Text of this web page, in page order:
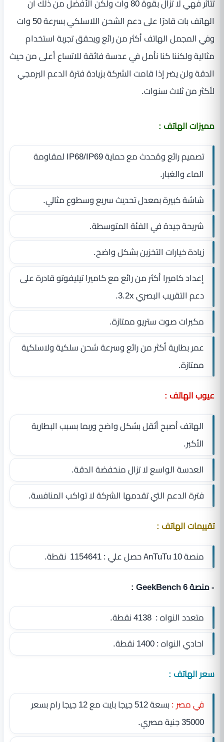
تتأثر فهي لا تزال بقوة 80 وات ولكن الأفضل من ذلك أن
الهاتف بات قادرًا على دعم الشحن اللاسلكي بسرعة 50 وات
وفي المجمل الهاتف أكثر من رائع ويحقق تجربة استخدام
مثالية ولكننا كنا نأمل في عدسة فائقة للاتساع أعلى من حيث
الدقة ولن يضر إذا قامت الشركة بزيادة فترة الدعم البرمجي
لأكثر من ثلاث سنوات.
مميزات الهاتف :
تصميم رائع ومُحدث مع حماية IP68/IP69 لمقاومة
الماء والغبار.
شاشة كبيرة بمعدل تحديث سريع وسطوع مثالي.
شريحة جيدة في الفئة المتوسطة.
زيادة خيارات التخزين بشكل واضح.
إعداد كاميرا أكثر من رائع مع كاميرا تيليفوتو قادرة على
دعم التقريب البصري 3.2x.
مكبرات صوت ستريو ممتازة.
عمر بطارية أكثر من رائع وسرعة شحن سلكية ولاسلكية
ممتازة.
عيوب الهاتف :
الهاتف أصبح أثقل بشكل واضح وربما بسبب البطارية
الأكبر.
العدسة الواسع لا تزال منخفضة الدقة.
فترة الدعم التي تقدمها الشركة لا تواكب المنافسة.
تقييمات الهاتف :
منصة AnTuTu 10 حصل علي : 1154641 نقطة.
- منصة GeekBench 6 :
متعدد النواه : 4138 نقطة.
احادي النواه : 1400 نقطة.
سعر الهاتف :
في مصر :
بسعة 512 جيجا بايت مع 12 جيجا رام بسعر
35000 جنية مصري.